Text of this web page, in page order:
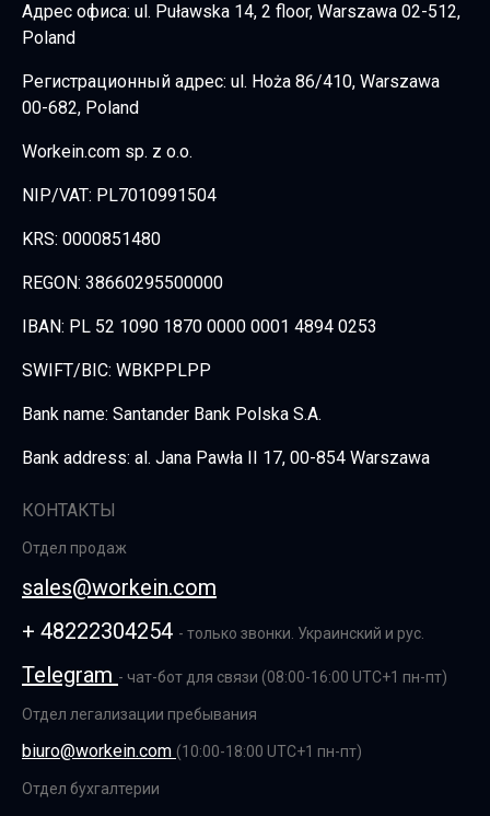
Адрес офиса: ul. Puławska 14, 2 floor, Warszawa 02-512,
Poland
Регистрационный адрес: ul. Hoża 86/410, Warszawa
00-682, Poland
Workein.com sp. z o.o.
NIP/VAT: PL7010991504
KRS: 0000851480
REGON: 38660295500000
IBAN: PL 52 1090 1870 0000 0001 4894 0253
SWIFT/BIC: WBKPPLPP
Bank name: Santander Bank Polska S.A.
Bank address: al. Jana Pawła II 17, 00-854 Warszawa
КОНТАКТЫ
Отдел продаж
sales@workein.com
+ 48222304254 - только звонки. Украинский и рус.
Telegram - чат-бот для связи (08:00-16:00 UTC+1 пн-пт)
Отдел легализации пребывания
biuro@workein.com (10:00-18:00 UTC+1 пн-пт)
Отдел бухгалтерии